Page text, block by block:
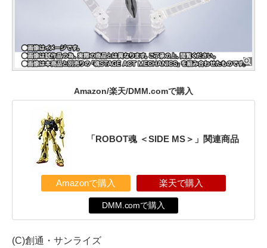
Amazon/楽天/DMM.comで購入
「ROBOT魂 ＜SIDE MS＞」関連商品
Amazonで購入 楽天で購入
DMM.comで購入
(C)創通・サンライズ